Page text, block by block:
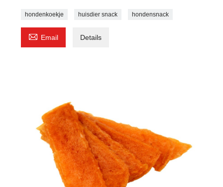
hondenkoekje huisdier snack hondensnack
 Email Details